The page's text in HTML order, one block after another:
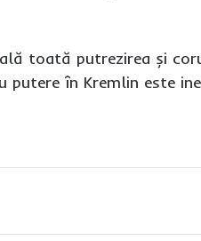
toată putrezirea și
în Kremlin este